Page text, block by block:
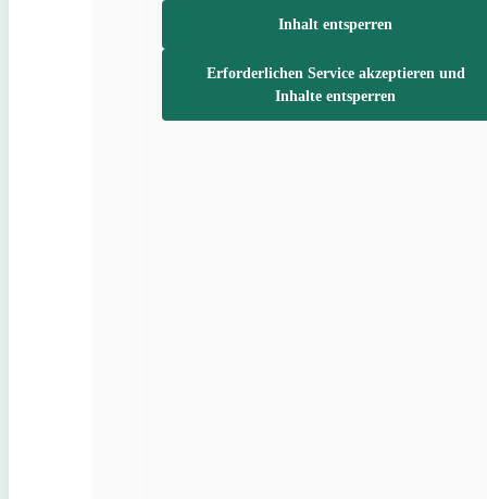
Inhalt entsperren
Erforderlichen Service akzeptieren und
Inhalte entsperren